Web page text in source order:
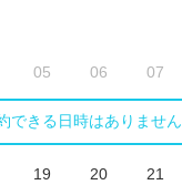
ようにするために必
て相談を行うことも
05 06 07
12 13 14
19 20 21
できる日時はありません